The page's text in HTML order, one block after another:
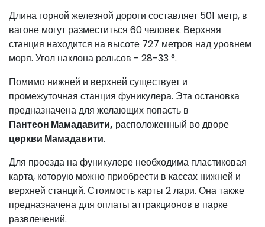
Длина горной железной дороги составляет 501 метр, в
вагоне могут разместиться 60 человек. Верхняя
станция находится на высоте 727 метров над уровнем
моря. Угол наклона рельсов - 28-33 °.
Помимо нижней и верхней существует и
промежуточная станция фуникулера. Эта остановка
предназначена для желающих попасть в
Пантеон Мамадавити, расположенный во дворе
церкви Мамадавити.
Для проезда на фуникулере необходима пластиковая
карта, которую можно приобрести в кассах нижней и
верхней станций. Стоимость карты 2 лари. Она также
предназначена для оплаты аттракционов в парке
развлечений.